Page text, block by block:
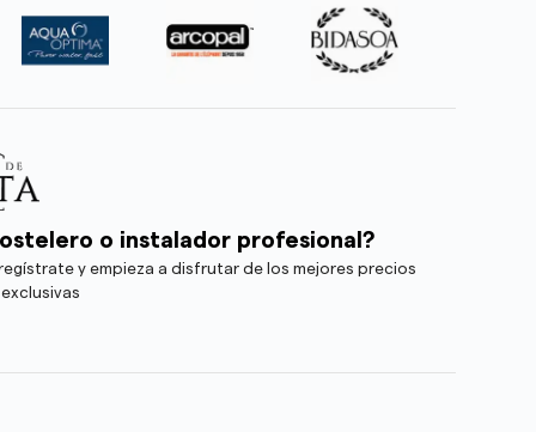
o instalador profesional?
y empieza a disfrutar de los mejores precios